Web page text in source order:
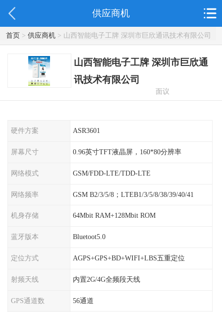
供应商机
首页> 供应商机> 山西智能电子工牌 深圳市巨欣通讯技术有限公司
山西智能电子工牌 深圳市巨欣通
讯技术有限公司
面议
硬件方案 ASR3601
屏幕尺寸 0.96英寸TFT液晶屏，160*80分辨率
网络模式 GSM/FDD-LTE/TDD-LTE
网络频率 GSM B2/3/5/8；LTEB1/3/5/8/38/39/40/41
机身存储 64Mbit RAM+128Mbit ROM
蓝牙版本 Bluetoot5.0
定位方式 AGPS+GPS+BD+WIFI+LBS五重定位
射频天线 内置2G/4G全频段天线
GPS通道数 56通道